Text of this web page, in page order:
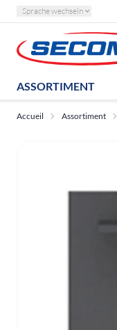
Sprache wechseln
ASSORTIMENT
Accueil Assortiment